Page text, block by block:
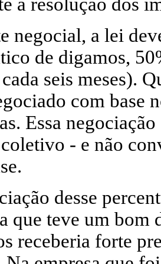
negocial, a lei
de digamos,
seis meses).
com base
Essa
- e não
desse
que teve um bom
receberia forte